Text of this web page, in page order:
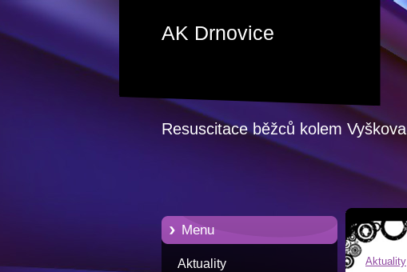
AK Drnovice
Resuscitace běžců kolem Vyškova
Menu
Aktuality
Aktuality